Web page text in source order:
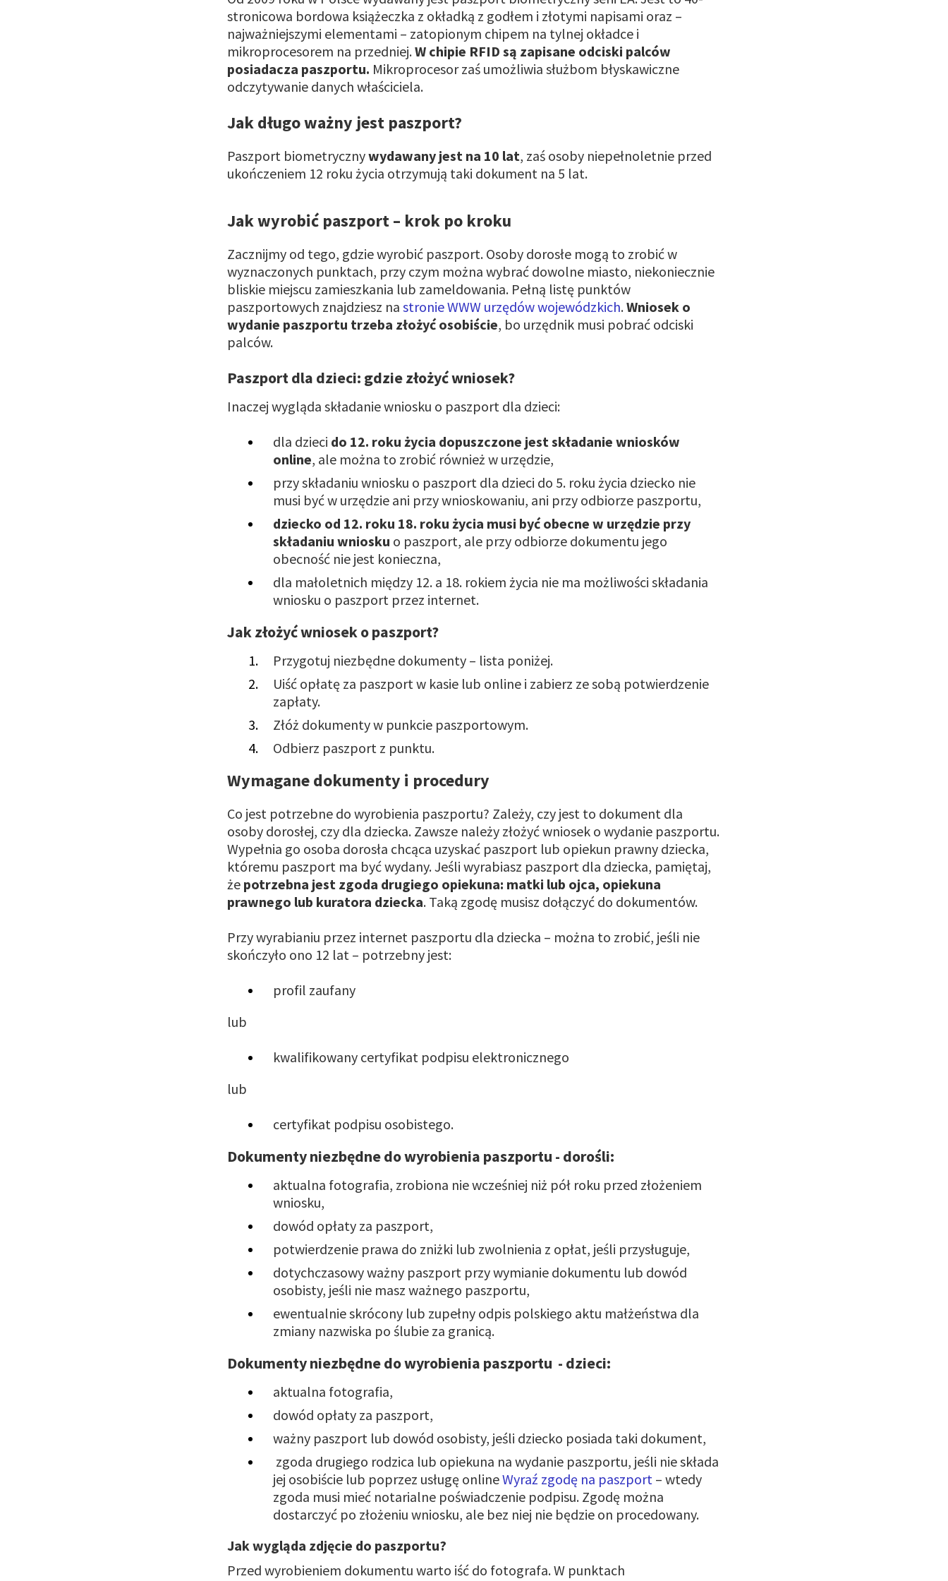
stronicowa bordowa książeczka z okładką z godłem i złotymi napisami oraz –
najważniejszymi elementami – zatopionym chipem na tylnej okładce i
mikroprocesorem na przedniej.W chipie RFID są zapisane odciski palców
posiadacza paszportu. Mikroprocesor zaś umożliwia służbom błyskawiczne
odczytywanie danych właściciela.
Jak długo ważny jest paszport?
Paszport biometrycznywydawany jest na 10 lat, zaś osoby niepełnoletnie przed
ukończeniem 12 roku życia otrzymują taki dokument na 5 lat.
Jak wyrobić paszport – krok po kroku
Zacznijmy od tego, gdzie wyrobić paszport. Osoby dorosłe mogą to zrobić w
wyznaczonych punktach, przy czym można wybrać dowolne miasto, niekoniecznie
bliskie miejscu zamieszkania lub zameldowania. Pełną listę punktów
paszportowych znajdziesz na stronie WWW urzędów wojewódzkich.Wniosek o
wydanie paszportu trzeba złożyć osobiście, bo urzędnik musi pobrać odciski
palców.
Paszport dla dzieci: gdzie złożyć wniosek?
Inaczej wygląda składanie wniosku o paszport dla dzieci:
dla dzieci do 12. roku życia dopuszczone jest składanie wniosków
online, ale można to zrobić również w urzędzie,
przy składaniu wniosku o paszport dla dzieci do 5. roku życia dziecko nie
musi być w urzędzie ani przy wnioskowaniu, ani przy odbiorze paszportu,
dziecko od 12. roku 18. roku życia musi być obecne w urzędzie przy
składaniu wniosku o paszport, ale przy odbiorze dokumentu jego
obecność nie jest konieczna,
dla małoletnich między 12. a 18. rokiem życia nie ma możliwości składania
wniosku o paszport przez internet.
Jak złożyć wniosek o paszport?
Przygotuj niezbędne dokumenty – lista poniżej.
Uiść opłatę za paszport w kasie lub online i zabierz ze sobą potwierdzenie
zapłaty.
Złóż dokumenty w punkcie paszportowym.
Odbierz paszport z punktu.
Wymagane dokumenty i procedury
Co jest potrzebne do wyrobienia paszportu? Zależy, czy jest to dokument dla
osoby dorosłej, czy dla dziecka. Zawsze należy złożyć wniosek o wydanie paszportu.
Wypełnia go osoba dorosła chcąca uzyskać paszport lub opiekun prawny dziecka,
któremu paszport ma być wydany. Jeśli wyrabiasz paszport dla dziecka, pamiętaj,
że potrzebna jest zgoda drugiego opiekuna: matki lub ojca, opiekuna
prawnego lub kuratora dziecka. Taką zgodę musisz dołączyć do dokumentów.
Przy wyrabianiu przez internet paszportu dla dziecka – można to zrobić, jeśli nie
skończyło ono 12 lat – potrzebny jest:
profil zaufany
lub
kwalifikowany certyfikat podpisu elektronicznego
lub
certyfikat podpisu osobistego.
Dokumenty niezbędne do wyrobienia paszportu - dorośli:
aktualna fotografia, zrobiona nie wcześniej niż pół roku przed złożeniem
wniosku,
dowód opłaty za paszport,
potwierdzenie prawa do zniżki lub zwolnienia z opłat, jeśli przysługuje,
dotychczasowy ważny paszport przy wymianie dokumentu lub dowód
osobisty, jeśli nie masz ważnego paszportu,
ewentualnie skrócony lub zupełny odpis polskiego aktu małżeństwa dla
zmiany nazwiska po ślubie za granicą.
Dokumenty niezbędne do wyrobienia paszportu - dzieci:
aktualna fotografia,
dowód opłaty za paszport,
ważny paszport lub dowód osobisty, jeśli dziecko posiada taki dokument,
zgoda drugiego rodzica lub opiekuna na wydanie paszportu, jeśli nie składa
jej osobiście lub poprzez usługę onlineWyraź zgodę na paszport – wtedy
zgoda musi mieć notarialne poświadczenie podpisu. Zgodę można
dostarczyć po złożeniu wniosku, ale bez niej nie będzie on procedowany.
Jak wygląda zdjęcie do paszportu?
Przed wyrobieniem dokumentu warto iść do fotografa. W punktach